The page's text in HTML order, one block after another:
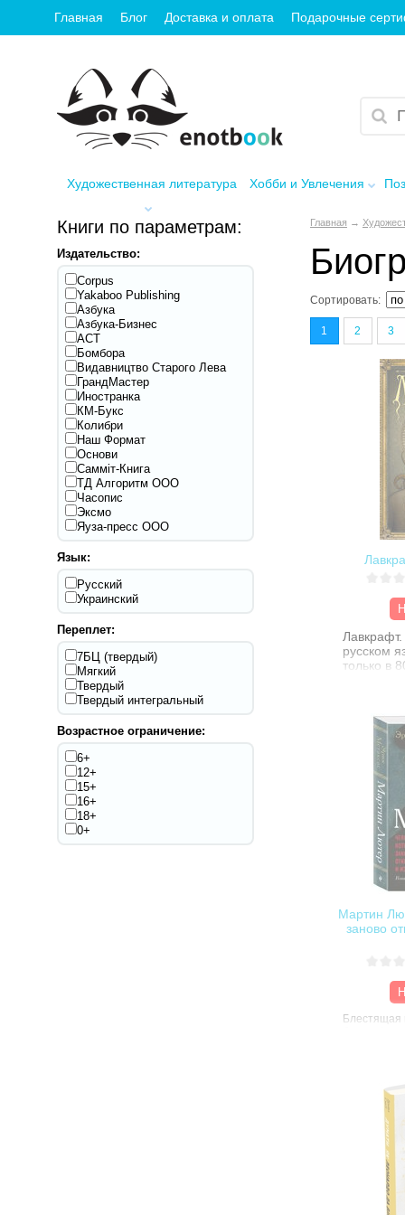
Главная Блог Доставка и оплата Подарочные
Художественная литература Хобби и Увлечения
Книги по параметрам:
Издательство:
Corpus
Yakaboo Publishing
Азбука
Азбука-Бизнес
АСТ
Бомбора
Видавництво Старого Лева
ГрандМастер
Иностранка
КМ-Букс
Колибри
Наш Формат
Основи
Самміт-Книга
ТД Алгоритм ООО
Часопис
Эксмо
Яуза-пресс ООО
Язык:
Русский
Украинский
Переплет:
7БЦ (твердый)
Мягкий
Твердый
Твердый интегральный
Возрастное ограничение:
6+
12+
15+
16+
18+
0+
Главная →
Сортировать:
1 2 3
русском
только в
Это тем
своим
концах
музыка,
Мартин
заново
Блестящая
книги
Новая
оставил
навсегда
потому,